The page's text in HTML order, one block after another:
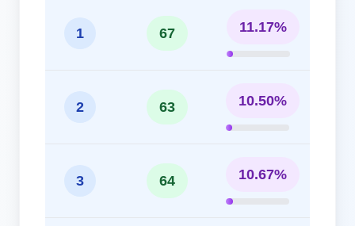
1 67 11.17%
2 63 10.50%
3 64 10.67%